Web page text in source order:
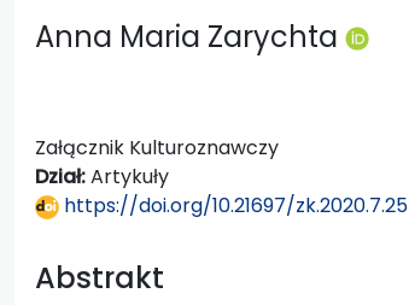
Anna Maria Zarychta
Załącznik Kulturoznawczy
Dział:Artykuły
https://doi.org/10.21697/zk.2020.7.25
Abstrakt